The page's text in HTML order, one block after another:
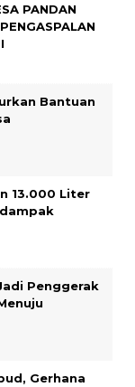
PANDAN
Bantuan
13.000 Liter
Penggerak
Gerhana